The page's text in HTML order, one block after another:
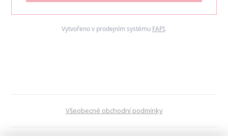
Vytvořeno v prodejním systému FAPI.
Všeobecné obchodní podmínky